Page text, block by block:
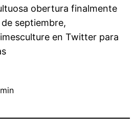
obertura finalmente
septiembre,
en Twitter para